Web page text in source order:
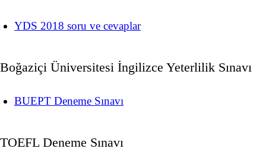
YDS 2018 soru ve cevaplar
Boğaziçi Üniversitesi İngilizce Yeterlilik Sınavı
BUEPT Deneme Sınavı
TOEFL Deneme Sınavı